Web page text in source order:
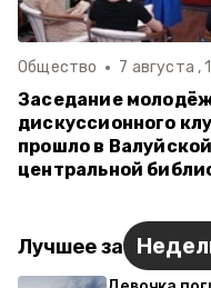
Общество 7 августа ,
Заседание
дискуссионного
прошло в Валуйской
центральной
Лучшее за